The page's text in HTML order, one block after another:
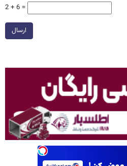
2 + 6 =
ارسال